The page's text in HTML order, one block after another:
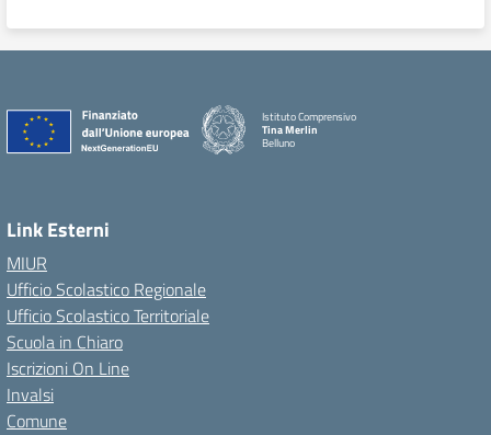
Istituto Comprensivo
Tina Merlin
Belluno
Link Esterni
MIUR
Ufficio Scolastico Regionale
Ufficio Scolastico Territoriale
Scuola in Chiaro
Iscrizioni On Line
Invalsi
Comune